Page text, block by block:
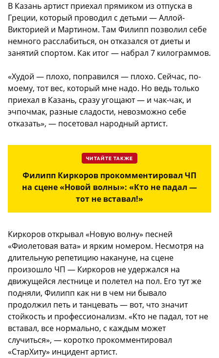
В Казань артист приехал прямиком из отпуска в
Греции, который проводил с детьми — Аллой-
Викторией и Мартином. Там Филипп позволил себе
немного расслабиться, он отказался от диеты и
занятий спортом. Как итог — набрал 7 килограммов.
«Худой — плохо, поправился — плохо. Сейчас, по-
моему, тот вес, который мне надо. Но ведь только
приехал в Казань, сразу угощают — и чак-чак, и
эчпочмак, разные сладости, невозможно себе
отказать», — посетовал народный артист.
ЧИТАЙТЕ ТАКЖЕ
Филипп Киркоров прокомментировал ЧП
на сцене «Новой волны»: «Кто не падал —
тот не вставал!»
Киркоров открывал «Новую волну» песней
«Фиолетовая вата» и ярким номером. Несмотря на
длительную репетицию накануне, на сцене
произошло ЧП — Киркоров не удержался на
движущейся лестнице и полетел на пол. Его тут же
подняли, Филипп как ни в чем ни бывало
продолжил петь и танцевать — вот, что значит
стойкость и профессионализм. «Кто не падал, тот не
вставал, все нормально, с каждым может
случиться», — коротко прокомментировал
«СтарХиту» инцидент артист.